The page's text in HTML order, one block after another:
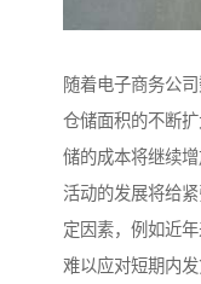
随着电子商务公
仓储面积的不断
储的成本将继续
活动的发展将给
定因素，例如近
难以应对短期内